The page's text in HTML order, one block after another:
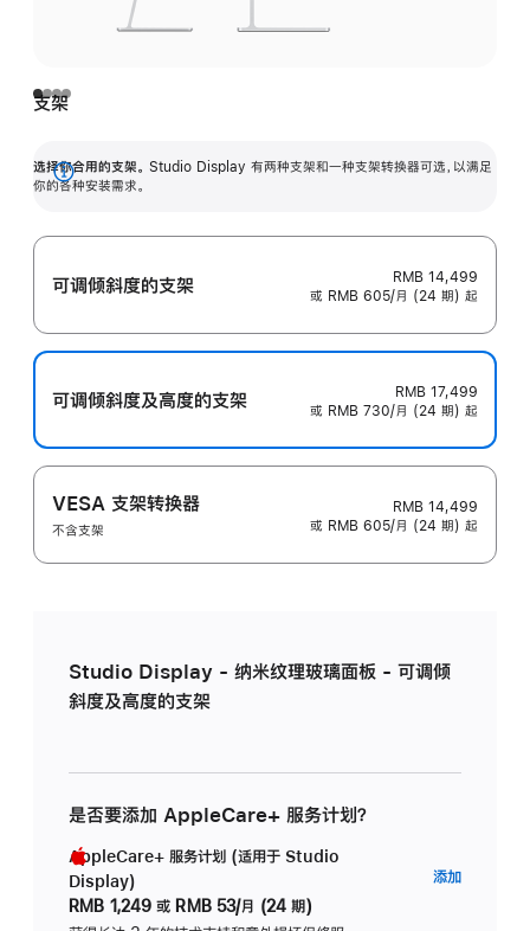
支架
选择你合用的支架。 Studio Display 有两种支架和一种支架转换器可选，以满足
你的各种安装需求。
展
可调倾斜度的支架
RMB 14,499
或 RMB 605/月 (24 期) 起
可调倾斜度及高‍度的支‍架
RMB 17,499
或 RMB 730/月 (24 期) 起
VESA 支架转换器
不含支架
RMB 14,499
或 RMB 605/月 (24 期) 起
Studio Display - 纳米纹理玻璃面板 - 可调倾
斜度及高度的支架
是否要添加 AppleCare+ 服务计划？
AppleCare+ 服务计划 (适用于 Studio
Display)
RMB 1,249 或 RMB 53/月 (24 期)
添加